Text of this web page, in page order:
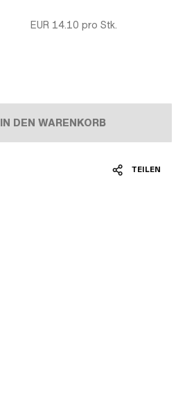
EUR 14.10 pro Stk.
IN DEN WARENKORB
TEILEN